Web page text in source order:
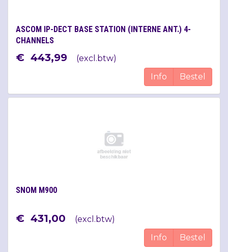
ASCOM IP-DECT BASE STATION (INTERNE ANT.) 4-
CHANNELS
€ 443,99 (excl.btw)
Info
Bestel
SNOM M900
€ 431,00 (excl.btw)
Info
Bestel